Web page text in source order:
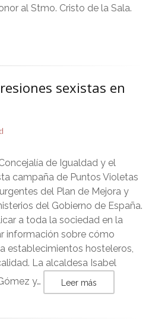
al Stmo. Cristo de la Sala.
sexistas en
de Igualdad y el
campaña de Puntos Violetas
del Plan de Mejora y
del Gobierno de España.
a toda la sociedad en la
información sobre cómo
establecimientos hosteleros,
La alcaldesa Isabel
y…
Leer más